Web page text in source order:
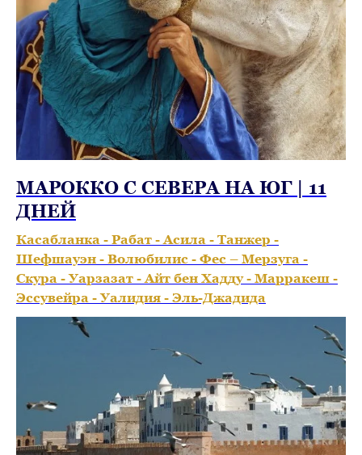
МАРОККО С СЕВЕРА НА ЮГ | 11
ДНЕЙ
Касабланка - Рабат - Асила - Танжер -
Шефшауэн - Волюбилис - Фес – Мерзуга -
Скура - Уарзазат - Айт бен Хадду - Марракеш -
Эссувейра - Уалидия - Эль-Джадида